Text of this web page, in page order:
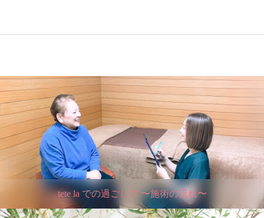
tete la での過ごし方 〜施術の流れ〜